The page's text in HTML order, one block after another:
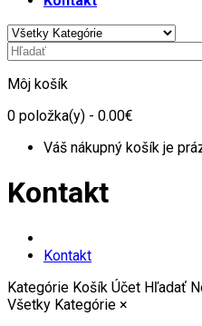
Môj košík
0 položka(y) - 0.00€
Váš nákupný košík je
Kontakt
Kontakt
Kategórie Košík Účet Hľadať
Všetky Kategórie ×